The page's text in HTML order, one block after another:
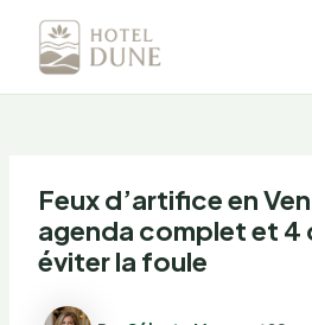
contenu
Feux d’artifice en
agenda complet et 4
éviter la foule